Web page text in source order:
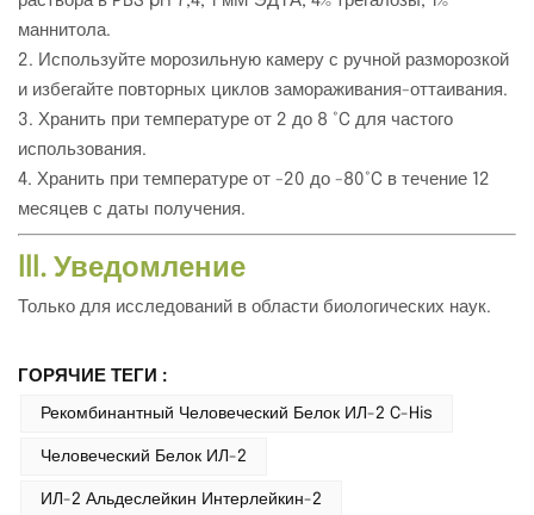
маннитола.
2. Используйте морозильную камеру с ручной разморозкой
и избегайте повторных циклов замораживания-оттаивания.
3. Хранить при температуре от 2 до 8 °C для частого
использования.
4. Хранить при температуре от -20 до -80°C в течение 12
месяцев с даты получения.
III. Уведомление
Только для исследований в области биологических наук.
ГОРЯЧИЕ ТЕГИ :
Рекомбинантный Человеческий Белок ИЛ-2 C-His
Человеческий Белок ИЛ-2
ИЛ-2 Альдеслейкин Интерлейкин-2